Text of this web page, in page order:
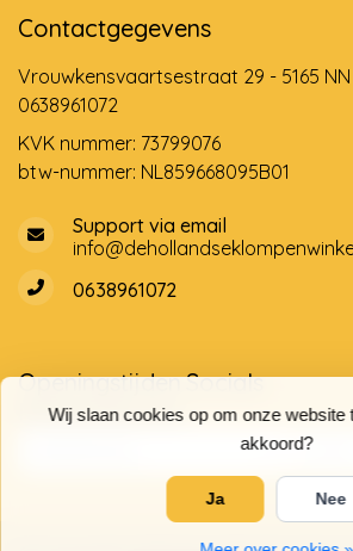
Wij slaan cookies op om onze website
akkoord?
Ja Nee
Contactgegevens
Vrouwkensvaartsestraat 29 - 5165
0638961072
KVK nummer: 73799076
btw-nummer: NL859668095B01
Support via email
0638961072
OpeningstijdenSocials
Klantenservice